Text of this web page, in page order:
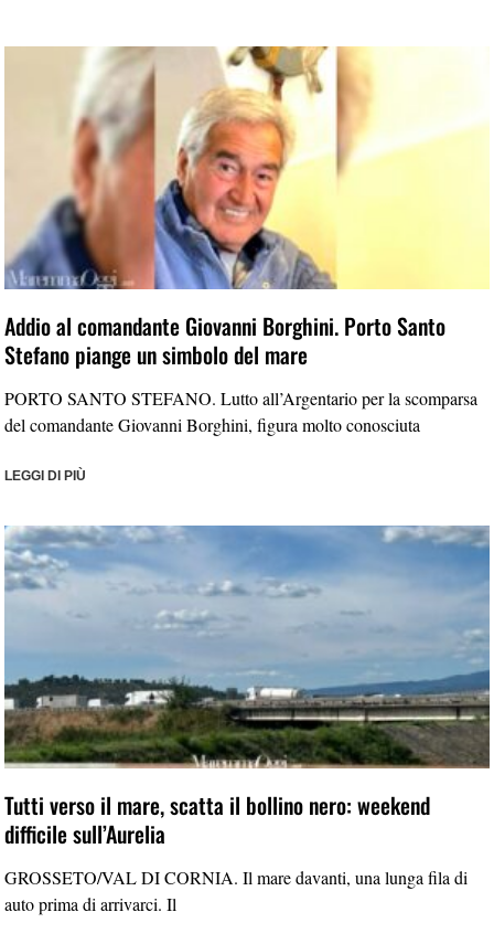
Addio al comandante Giovanni Borghini. Porto Santo
Stefano piange un simbolo del mare
PORTO SANTO STEFANO. Lutto all’Argentario per la scomparsa
del comandante Giovanni Borghini, figura molto conosciuta
LEGGI DI PIÙ
Tutti verso il mare, scatta il bollino nero: weekend
difficile sull’Aurelia
GROSSETO/VAL DI CORNIA. Il mare davanti, una lunga fila di
auto prima di arrivarci. Il